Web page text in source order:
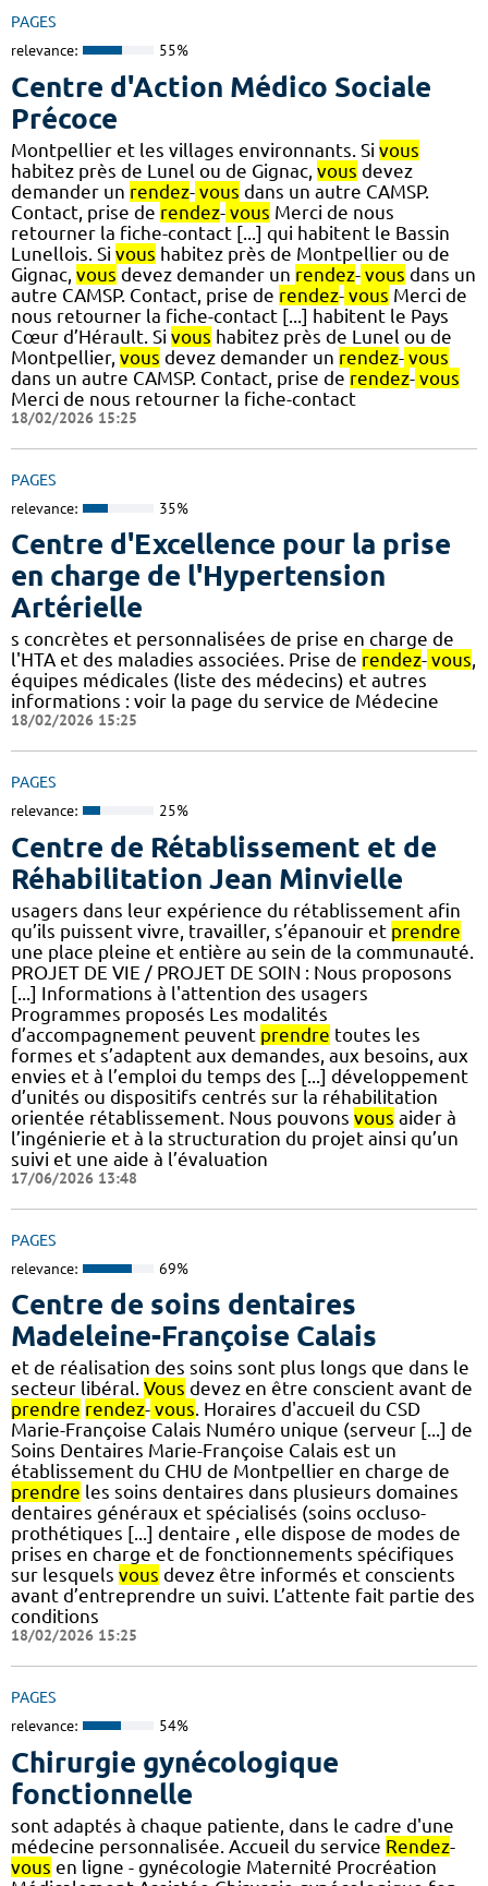
PAGES
relevance: 55%
Centre d'Action Médico Sociale
Précoce
Montpellier et les villages environnants. Si vous
habitez près de Lunel ou de Gignac, vous devez
demander un rendez- vous dans un autre CAMSP.
Contact, prise de rendez- vous Merci de nous
retourner la fiche-contact [...] qui habitent le Bassin
Lunellois. Si vous habitez près de Montpellier ou de
Gignac, vous devez demander un rendez- vous dans un
autre CAMSP. Contact, prise de rendez- vous Merci de
nous retourner la fiche-contact [...] habitent le Pays
Cœur d’Hérault. Si vous habitez près de Lunel ou de
Montpellier, vous devez demander un rendez- vous
dans un autre CAMSP. Contact, prise de rendez- vous
Merci de nous retourner la fiche-contact
18/02/2026 15:25
PAGES
relevance: 35%
Centre d'Excellence pour la prise
en charge de l'Hypertension
Artérielle
s concrètes et personnalisées de prise en charge de
l'HTA et des maladies associées. Prise de rendez- vous,
équipes médicales (liste des médecins) et autres
informations : voir la page du service de Médecine
18/02/2026 15:25
PAGES
relevance: 25%
Centre de Rétablissement et de
Réhabilitation Jean Minvielle
usagers dans leur expérience du rétablissement afin
qu’ils puissent vivre, travailler, s’épanouir et prendre
une place pleine et entière au sein de la communauté.
PROJET DE VIE / PROJET DE SOIN : Nous proposons
[...] Informations à l'attention des usagers
Programmes proposés Les modalités
d’accompagnement peuvent prendre toutes les
formes et s’adaptent aux demandes, aux besoins, aux
envies et à l’emploi du temps des [...] développement
d’unités ou dispositifs centrés sur la réhabilitation
orientée rétablissement. Nous pouvons vous aider à
l’ingénierie et à la structuration du projet ainsi qu’un
suivi et une aide à l’évaluation
17/06/2026 13:48
PAGES
relevance: 69%
Centre de soins dentaires
Madeleine-Françoise Calais
et de réalisation des soins sont plus longs que dans le
secteur libéral. Vous devez en être conscient avant de
prendre rendez- vous. Horaires d'accueil du CSD
Marie-Françoise Calais Numéro unique (serveur [...] de
Soins Dentaires Marie-Françoise Calais est un
établissement du CHU de Montpellier en charge de
prendre les soins dentaires dans plusieurs domaines
dentaires généraux et spécialisés (soins occluso-
prothétiques [...] dentaire , elle dispose de modes de
prises en charge et de fonctionnements spécifiques
sur lesquels vous devez être informés et conscients
avant d’entreprendre un suivi. L’attente fait partie des
conditions
18/02/2026 15:25
PAGES
relevance: 54%
Chirurgie gynécologique
fonctionnelle
sont adaptés à chaque patiente, dans le cadre d'une
médecine personnalisée. Accueil du service Rendez-
vous en ligne - gynécologie Maternité Procréation